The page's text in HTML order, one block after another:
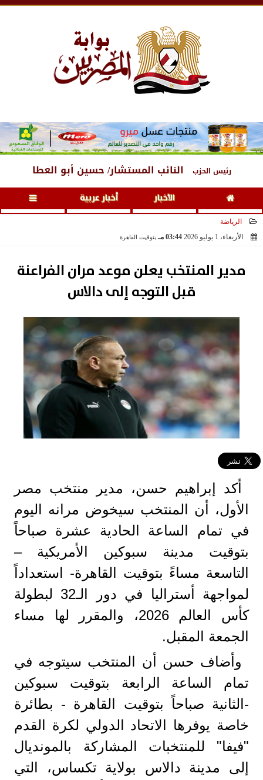
رئيس الحزب النائب المستشار/ حسين أبو العطا
الأخبار أخبار عربية
الرياضة
الأربعاء، 1 يوليو 2026
03:44 مـ بتوقيت القاهرة
مدير المنتخب يعلن موعد مران الفراعنة
قبل التوجه إلى دالاس
أكد إبراهيم حسن، مدير منتخب مصر
الأول، أن المنتخب سيخوض مرانه اليوم
في تمام الساعة الحادية عشرة صباحاً
بتوقيت مدينة سبوكين الأمريكية –
التاسعة مساءً بتوقيت القاهرة- استعداداً
لمواجهة أستراليا في دور الـ32 لبطولة
كأس العالم 2026، والمقرر لها مساء
الجمعة المقبل.
وأضاف حسن أن المنتخب سيتوجه في
تمام الساعة الرابعة بتوقيت سبوكين
-الثانية صباحاً بتوقيت القاهرة - بطائرة
خاصة يوفرها الاتحاد الدولي لكرة القدم
"فيفا" للمنتخبات المشاركة بالمونديال
إلى مدينة دالاس بولاية تكساس، التي